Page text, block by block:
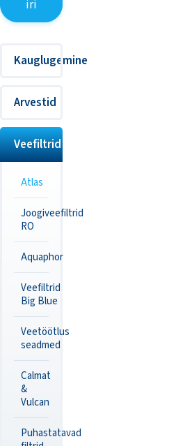
iri
Kauglugemine
Arvestid
Veefiltrid
Atlas
Joogiveefiltrid
RO
Aquaphor
Veefiltrid
Big Blue
Veetöötlus
seadmed
Calmat
&
Vulcan
Puhastatavad